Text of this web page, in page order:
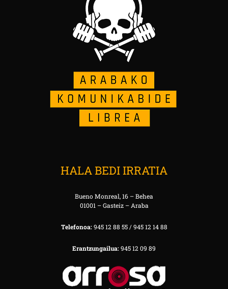
HALA BEDI IRRATIA
Bueno Monreal, 16 – Behea
01001 – Gasteiz – Araba
Telefonoa:945 12 88 55 / 945 12 14 88
Erantzungailua:945 12 09 89